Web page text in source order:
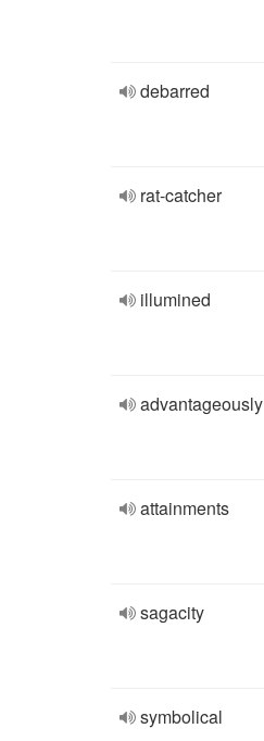
debarred
rat-catcher
illumined
advantageously
attainments
sagacity
symbolical